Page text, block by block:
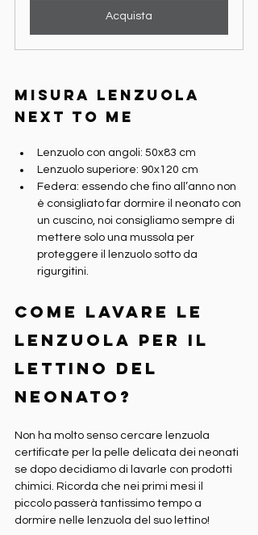
Acquista
Misura lenzuola
Next to Me
Lenzuolo con angoli: 50x83 cm
Lenzuolo superiore: 90x120 cm
Federa: essendo che fino all’anno non
è consigliato far dormire il neonato con
un cuscino, noi consigliamo sempre di
mettere solo una mussola per
proteggere il lenzuolo sotto da
rigurgitini.
Come lavare le
lenzuola per il
lettino del
neonato?
Non ha molto senso cercare lenzuola
certificate per la pelle delicata dei neonati
se dopo decidiamo di lavarle con prodotti
chimici. Ricorda che nei primi mesi il
piccolo passerà tantissimo tempo a
dormire nelle lenzuola del suo lettino!